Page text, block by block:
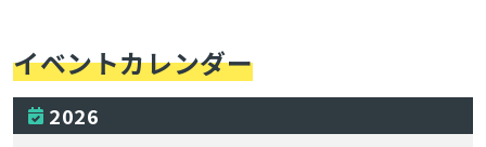
イベントカレンダー
2026